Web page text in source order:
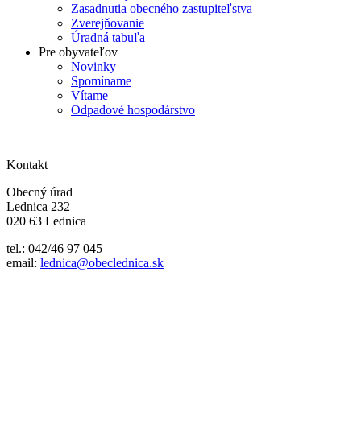
Zasadnutia obecného zastupiteľstva
Zverejňovanie
Úradná tabuľa
Pre obyvateľov
Novinky
Spomíname
Vítame
Odpadové hospodárstvo
Kontakt
Obecný úrad
Lednica 232
020 63 Lednica
tel.: 042/46 97 045
email: lednica@obeclednica.sk